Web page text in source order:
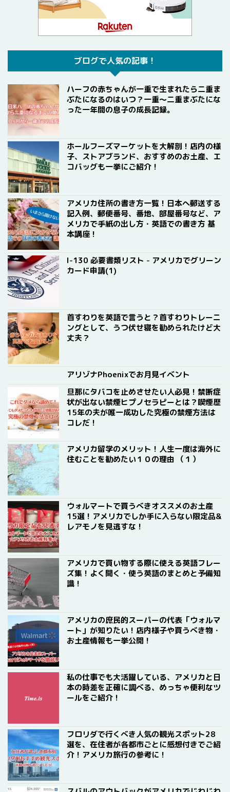
ブログで人気の記事！
ハーフの赤ちゃんが一重で生まれたら二重ま
ぶたになるのはいつ？一重〜二重まぶたにな
った一年間の息子の成長記録。
ホールフーズマーケットを大解剖！店内の様
子、ストアブランド、おすすめのお土産、エ
コバッグも一挙にご紹介！
アメリカ住所の書き方一覧！日本へ郵送する
記入例、郵便番号、番地、部屋番号など、ア
メリカで手紙の出し方・英語での書き方 基
本講座！
I-130 必要書類リスト - アメリカでグリーン
カード申請(1)
首すわりを英語で言うと？首すわりトレーニ
ングとして、うつ伏せ寝を勧められたけど大
丈夫？
アリゾナPhoenixでお月見イベント
旦那にタバコを止めさせたい人必見！禁断症
状が出ない禁煙ヒプノセラピーとは？喫煙歴
15年の夫が唯一成功した究極の禁煙方法は
コレだ！
アメリカ留学のメリット！人生一度は海外に
住むことを勧めたい１０の理由 （１）
ウォルマートで買うべきオススメのお土産
15選！アメリカでしか手に入らない限定品&
レアモノを見逃すな！
アメリカで買い物する際に使える英語フレー
ズ集！よく聞く・使う英語のまとめと予備知
識！
アメリカの庶民的スーパーの代表「ウォルマ
ート」が知りたい！店内様子や買うべき物・
お土産情報も一挙公開！
私の仕事でも大活躍している、アメリカと日
本の時差を正確に調べる、めっちゃ便利なツ
ールをご紹介！
フロリダで行くべき人気の観光スポット28
選を、在住者が各都市ごとに感想付きでご紹
介！アメリカ旅行の参考に！